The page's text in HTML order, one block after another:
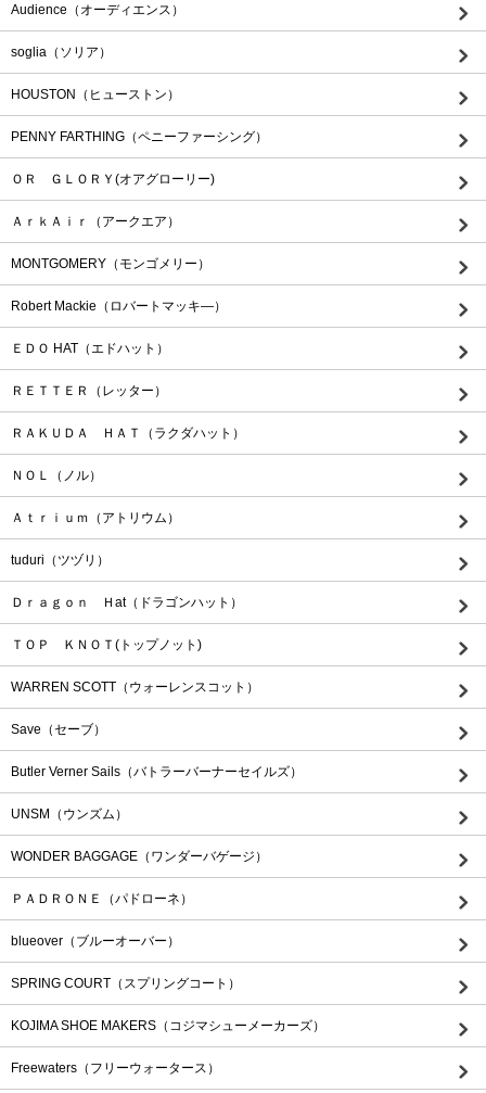
Audience（オーディエンス）
soglia（ソリア）
HOUSTON（ヒューストン）
PENNY FARTHING（ペニーファーシング）
ＯＲ ＧＬＯＲＹ(オアグローリー)
ＡｒｋＡｉｒ（アークエア）
MONTGOMERY（モンゴメリー）
Robert Mackie（ロバートマッキ―）
ＥＤＯ HAT（エドハット）
ＲＥＴＴＥＲ（レッター）
ＲＡＫＵＤＡ ＨＡＴ（ラクダハット）
ＮＯＬ（ノル）
Ａｔｒｉｕｍ（アトリウム）
tuduri（ツヅリ）
Ｄｒａｇｏｎ Ｈat（ドラゴンハット）
ＴＯＰ ＫＮＯＴ(トップノット)
WARREN SCOTT（ウォーレンスコット）
Save（セーブ）
Butler Verner Sails（バトラーバーナーセイルズ）
UNSM（ウンズム）
WONDER BAGGAGE（ワンダーバゲージ）
ＰＡＤＲＯＮＥ（パドローネ）
blueover（ブルーオーバー）
SPRING COURT（スプリングコート）
KOJIMA SHOE MAKERS（コジマシューメーカーズ）
Freewaters（フリーウォータース）